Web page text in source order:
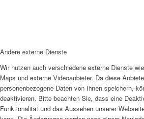
Andere externe Dienste
Wir nutzen auch verschiedene externe Dienste
Maps und externe Videoanbieter. Da diese
personenbezogene Daten von Ihnen speichern,
deaktivieren. Bitte beachten Sie, dass eine
Funktionalität und das Aussehen unserer